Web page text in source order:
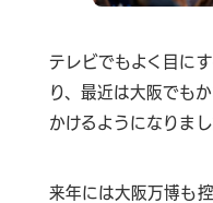
テレビでもよく目に
り、最近は大阪でも
かけるようになりまし
来年には大阪万博も